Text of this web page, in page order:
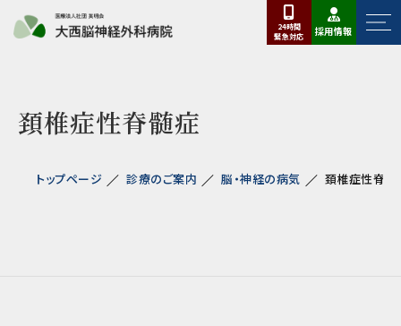
24時間
緊急対応 採用情報
頚椎症性脊髄症
トップページ 診療のご案内 脳・神経の病気 頚椎症性脊髄